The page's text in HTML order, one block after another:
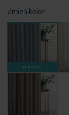
Zmień kolor
NIEBIESKI